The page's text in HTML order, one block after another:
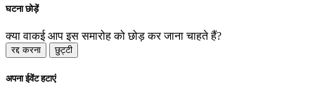
घटना छोड़ें
क्या वाकई आप इस समारोह को छोड़ कर जाना चाहते हैं?
रद्द करना छुट्टी
अपना ईवेंट हटाएं